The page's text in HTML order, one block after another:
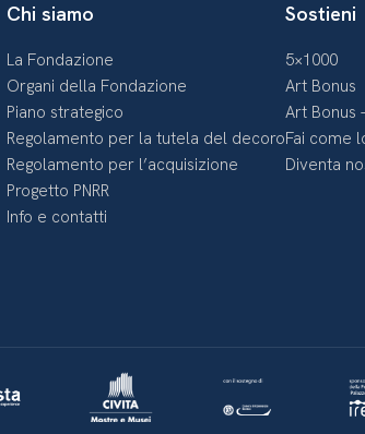
Chi siamo
La Fondazione
Organi della Fondazione
Piano strategico
Regolamento per la tutela del decoro
Regolamento per l’acquisizione
Progetto PNRR
Info e contatti
Sostieni
5×1000
Art Bonus
Art Bonus
Fai come
Diventa